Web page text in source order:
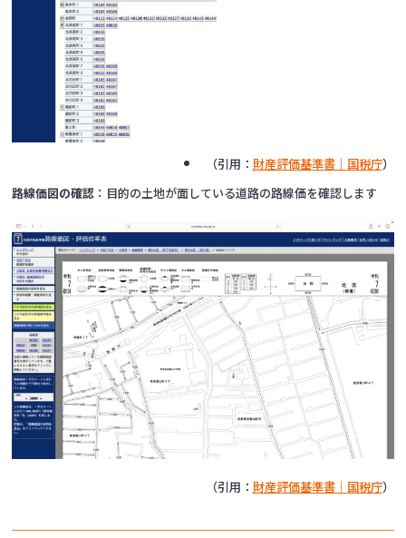
（引用： 財産評価基準書｜国税庁）
路線価図の確認 ：目的の土地が面している道路の路線価を確認します
（引用： 財産評価基準書｜国税庁）